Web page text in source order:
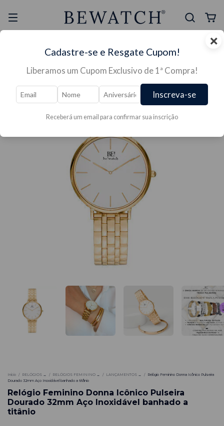
Mais Segura Lojas Físicas
Início / RELÓGIOS → / RELÓGIOS FEMININO → / LANÇAMENTOS → /
Relógio Feminino Donna Icônico Pulseira
Dourado 32mm Aço Inoxidável banhado a titânio
Relógio Feminino Donna Icônico Pulseira
Dourado 32mm Aço Inoxidável banhado a
titânio
×
Cadastre-se e Resgate Cupom!
Liberamos um Cupom Exclusivo de 1ª Compra!
Inscreva-se
Receberá um email para confirmar sua inscrição